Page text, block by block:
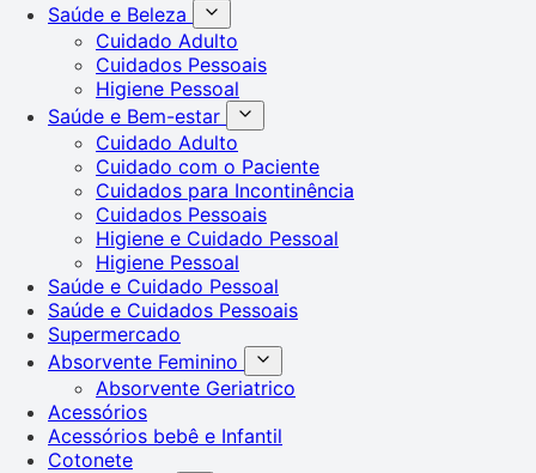
Saúde e Beleza
Cuidado Adulto
Cuidados Pessoais
Higiene Pessoal
Saúde e Bem-estar
Cuidado Adulto
Cuidado com o Paciente
Cuidados para Incontinência
Cuidados Pessoais
Higiene e Cuidado Pessoal
Higiene Pessoal
Saúde e Cuidado Pessoal
Saúde e Cuidados Pessoais
Supermercado
Absorvente Feminino
Absorvente Geriatrico
Acessórios
Acessórios bebê e Infantil
Cotonete